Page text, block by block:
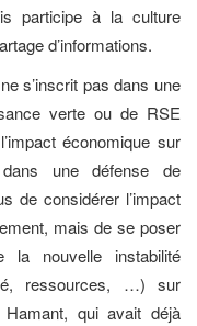
participe à la culture
d’informations.
s’inscrit pas dans une
verte ou de RSE
économique sur
une défense de
de considérer l’impact
mais de se poser
la nouvelle instabilité
ressources, …) sur
Hamant, qui avait déjà